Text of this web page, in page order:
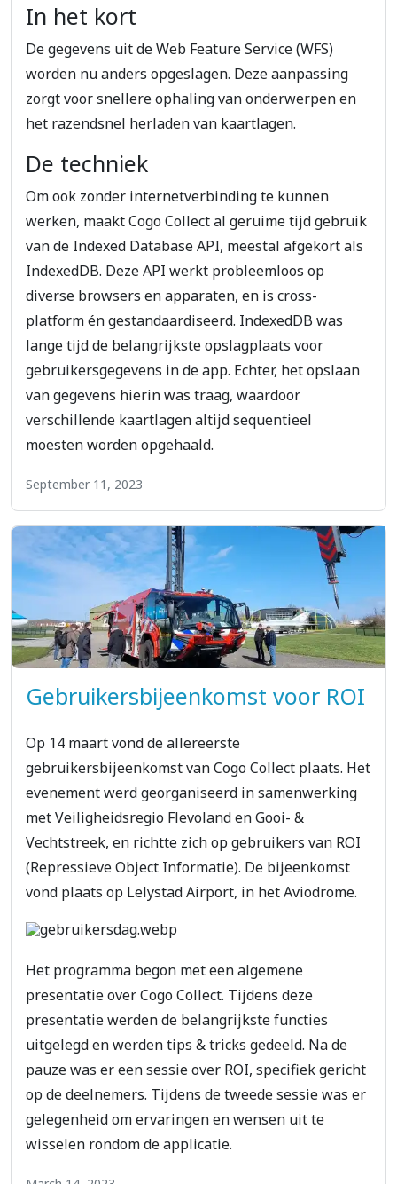
In het kort
De gegevens uit de Web Feature Service (WFS)
worden nu anders opgeslagen. Deze aanpassing
zorgt voor snellere ophaling van onderwerpen en
het razendsnel herladen van kaartlagen.
De techniek
Om ook zonder internetverbinding te kunnen
werken, maakt Cogo Collect al geruime tijd gebruik
van de Indexed Database API, meestal afgekort als
IndexedDB. Deze API werkt probleemloos op
diverse browsers en apparaten, en is cross-
platform én gestandaardiseerd. IndexedDB was
lange tijd de belangrijkste opslagplaats voor
gebruikersgegevens in de app. Echter, het opslaan
van gegevens hierin was traag, waardoor
verschillende kaartlagen altijd sequentieel
moesten worden opgehaald.
September 11, 2023
Gebruikersbijeenkomst voor ROI
Op 14 maart vond de allereerste
gebruikersbijeenkomst van Cogo Collect plaats. Het
evenement werd georganiseerd in samenwerking
met Veiligheidsregio Flevoland en Gooi- &
Vechtstreek, en richtte zich op gebruikers van ROI
(Repressieve Object Informatie). De bijeenkomst
vond plaats op Lelystad Airport, in het Aviodrome.
Het programma begon met een algemene
presentatie over Cogo Collect. Tijdens deze
presentatie werden de belangrijkste functies
uitgelegd en werden tips & tricks gedeeld. Na de
pauze was er een sessie over ROI, specifiek gericht
op de deelnemers. Tijdens de tweede sessie was er
gelegenheid om ervaringen en wensen uit te
wisselen rondom de applicatie.